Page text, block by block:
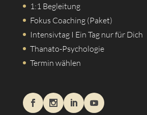
1:1 Begleitung
Fokus Coaching (Paket)
Intensivtag I Ein Tag nur für Dich
Thanato-Psychologie
Termin wählen